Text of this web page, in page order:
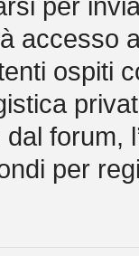
per
accesso
ospiti
forum,
per